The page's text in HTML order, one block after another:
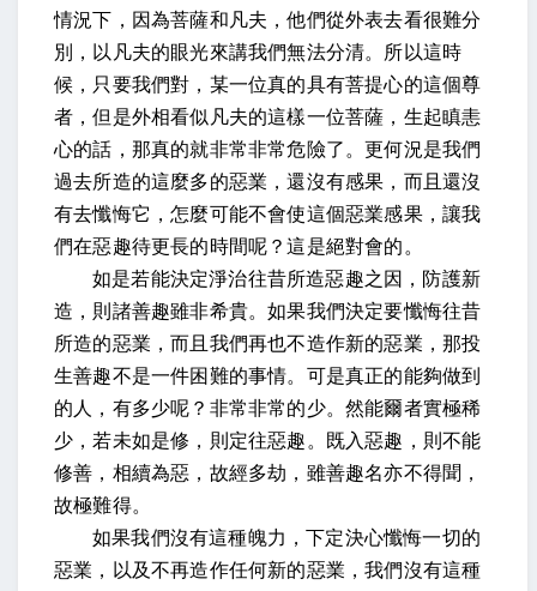
情況下，因為菩薩和凡夫，他們從外表去看很難分
別，以凡夫的眼光來講我們無法分清。所以這時
候，只要我們對，某一位真的具有菩提心的這個尊
者，但是外相看似凡夫的這樣一位菩薩，生起瞋恚
心的話，那真的就非常非常危險了。更何況是我們
過去所造的這麼多的惡業，還沒有感果，而且還沒
有去懺悔它，怎麼可能不會使這個惡業感果，讓我
們在惡趣待更長的時間呢？這是絕對會的。
如是若能決定淨治往昔所造惡趣之因，防護新
造，則諸善趣雖非希貴。如果我們決定要懺悔往昔
所造的惡業，而且我們再也不造作新的惡業，那投
生善趣不是一件困難的事情。可是真正的能夠做到
的人，有多少呢？非常非常的少。然能爾者實極稀
少，若未如是修，則定往惡趣。既入惡趣，則不能
修善，相續為惡，故經多劫，雖善趣名亦不得聞，
故極難得。
如果我們沒有這種魄力，下定決心懺悔一切的
惡業，以及不再造作任何新的惡業，我們沒有這種